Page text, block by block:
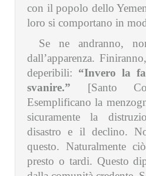
con il popolo dello
loro si comportano in
Se ne andranno,
dall’apparenza.
deperibili: “Invero la
svanire.” [Santo
Esemplificano la
sicuramente la
disastro e il declino.
questo. Naturalmente
presto o tardi. Questo